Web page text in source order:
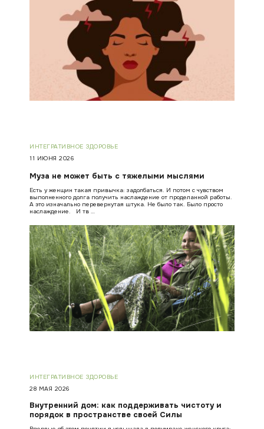
ИНТЕГРАТИВНОЕ ЗДОРОВЬЕ
11 ИЮНЯ 2026
Муза не может быть с тяжелыми мыслями
Есть у женщин такая привычка: задолбаться. И потом с чувством
выполненного долга получить наслаждение от проделанной работы.
А это изначально перевернутая штука. Не было так. Было просто
наслаждение. И тв …
ИНТЕГРАТИВНОЕ ЗДОРОВЬЕ
28 МАЯ 2026
Внутренний дом: как поддерживать чистоту и
порядок в пространстве своей Силы